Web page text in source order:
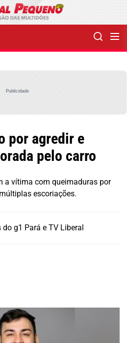
Publicidade
por agredir e
pelo carro
a vítima com queimaduras por
escoriações.
g1 Pará e TV Liberal